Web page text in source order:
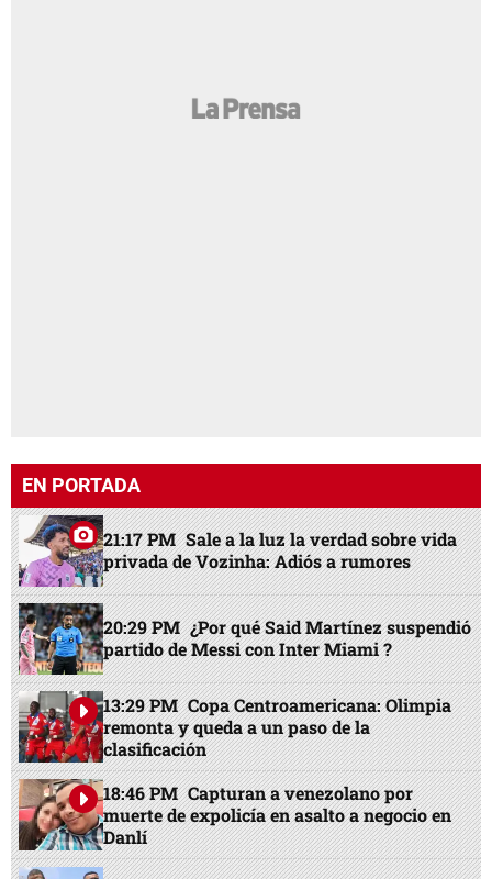
EN PORTADA
21:17 PM Sale a la luz la verdad sobre vida
privada de Vozinha: Adiós a rumores
20:29 PM ¿Por qué Said Martínez suspendió
partido de Messi con Inter Miami ?
13:29 PM Copa Centroamericana: Olimpia
remonta y queda a un paso de la
clasificación
18:46 PM Capturan a venezolano por
muerte de expolicía en asalto a negocio en
Danlí